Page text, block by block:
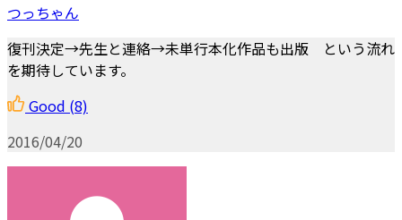
つっちゃん
復刊決定→先生と連絡→未単行本化作品も出版 という流れ
を期待しています。
Good (8)
2016/04/20